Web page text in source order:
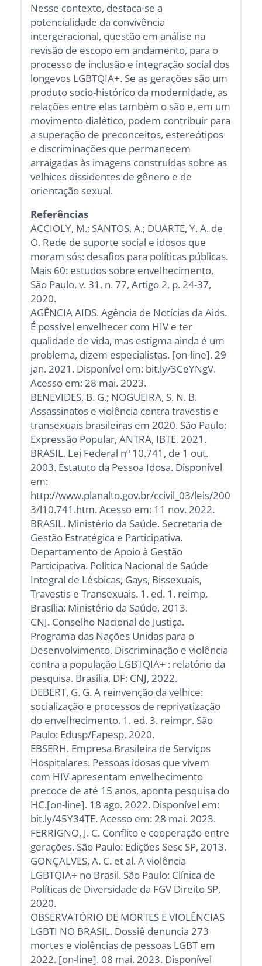
Nesse contexto, destaca-se a
potencialidade da convivência
intergeracional, questão em análise na
revisão de escopo em andamento, para o
processo de inclusão e integração social dos
longevos LGBTQIA+. Se as gerações são um
produto socio-histórico da modernidade, as
relações entre elas também o são e, em um
movimento dialético, podem contribuir para
a superação de preconceitos, estereótipos
e discriminações que permanecem
arraigadas às imagens construídas sobre as
velhices dissidentes de gênero e de
orientação sexual.
Referências
ACCIOLY, M.; SANTOS, A.; DUARTE, Y. A. de
O. Rede de suporte social e idosos que
moram sós: desafios para políticas públicas.
Mais 60: estudos sobre envelhecimento,
São Paulo, v. 31, n. 77, Artigo 2, p. 24-37,
2020.
AGÊNCIA AIDS. Agência de Notícias da Aids.
É possível envelhecer com HIV e ter
qualidade de vida, mas estigma ainda é um
problema, dizem especialistas. [on-line]. 29
jan. 2021. Disponível em: bit.ly/3CeYNgV.
Acesso em: 28 mai. 2023.
BENEVIDES, B. G.; NOGUEIRA, S. N. B.
Assassinatos e violência contra travestis e
transexuais brasileiras em 2020. São Paulo:
Expressão Popular, ANTRA, IBTE, 2021.
BRASIL. Lei Federal nº 10.741, de 1 out.
2003. Estatuto da Pessoa Idosa. Disponível
em:
http://www.planalto.gov.br/ccivil_03/leis/200
3/l10.741.htm. Acesso em: 11 nov. 2022.
BRASIL. Ministério da Saúde. Secretaria de
Gestão Estratégica e Participativa.
Departamento de Apoio à Gestão
Participativa. Política Nacional de Saúde
Integral de Lésbicas, Gays, Bissexuais,
Travestis e Transexuais. 1. ed. 1. reimp.
Brasília: Ministério da Saúde, 2013.
CNJ. Conselho Nacional de Justiça.
Programa das Nações Unidas para o
Desenvolvimento. Discriminação e violência
contra a população LGBTQIA+ : relatório da
pesquisa. Brasília, DF: CNJ, 2022.
DEBERT, G. G. A reinvenção da velhice:
socialização e processos de reprivatização
do envelhecimento. 1. ed. 3. reimpr. São
Paulo: Edusp/Fapesp, 2020.
EBSERH. Empresa Brasileira de Serviços
Hospitalares. Pessoas idosas que vivem
com HIV apresentam envelhecimento
precoce de até 15 anos, aponta pesquisa do
HC.[on-line]. 18 ago. 2022. Disponível em:
bit.ly/45Y34TE. Acesso em: 28 mai. 2023.
FERRIGNO, J. C. Conflito e cooperação entre
gerações. São Paulo: Edições Sesc SP, 2013.
GONÇALVES, A. C. et al. A violência
LGBTQIA+ no Brasil. São Paulo: Clínica de
Políticas de Diversidade da FGV Direito SP,
2020.
OBSERVATÓRIO DE MORTES E VIOLÊNCIAS
LGBTI NO BRASIL. Dossiê denuncia 273
mortes e violências de pessoas LGBT em
2022. [on-line]. 08 mai. 2023. Disponível